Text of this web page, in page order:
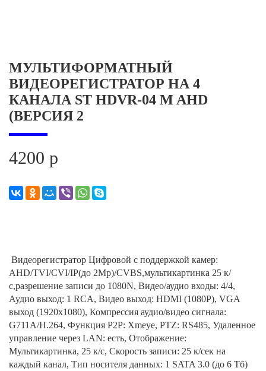
МУЛЬТИФОРМАТНЫЙ
ВИДЕОРЕГИСТРАТОР НА 4
КАНАЛА ST HDVR-04 M AHD
(ВЕРСИЯ 2
4200 р
Видеорегистратор Цифровой с поддержкой камер:
AHD/TVI/CVI/IP(до 2Mp)/CVBS,мультикартинка 25 к/
с,разрешение записи до 1080N, Видео/аудио входы: 4/4,
Аудио выход: 1 RCA, Видео выход: HDMI (1080P), VGA
выход (1920х1080), Компрессия аудио/видео сигнала:
G711A/Н.264, Функция P2P: Xmeye, PTZ: RS485, Удаленное
управление через LAN: есть, Отображение:
Мультикартинка, 25 к/с, Скорость записи: 25 к/сек на
каждый канал, Тип носителя данных: 1 SATA 3.0 (до 6 Тб)